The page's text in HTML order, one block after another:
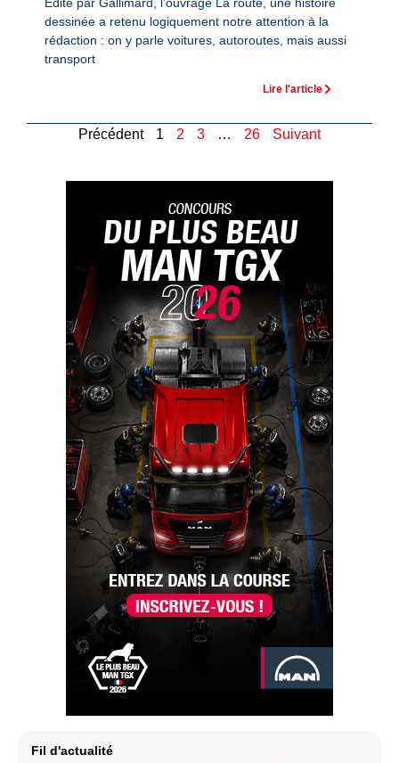
dessinée a retenu logiquement notre attention à la
rédaction : on y parle voitures, autoroutes, mais aussi
transport
Lire l'article
Précédent 1 2 3 … 26 Suivant
Fil d'actualité